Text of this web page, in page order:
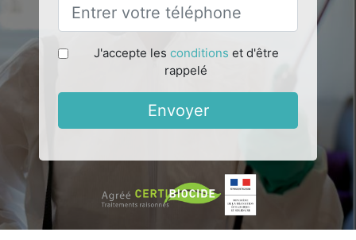
J'accepte les conditions et d'être
rappelé
Envoyer